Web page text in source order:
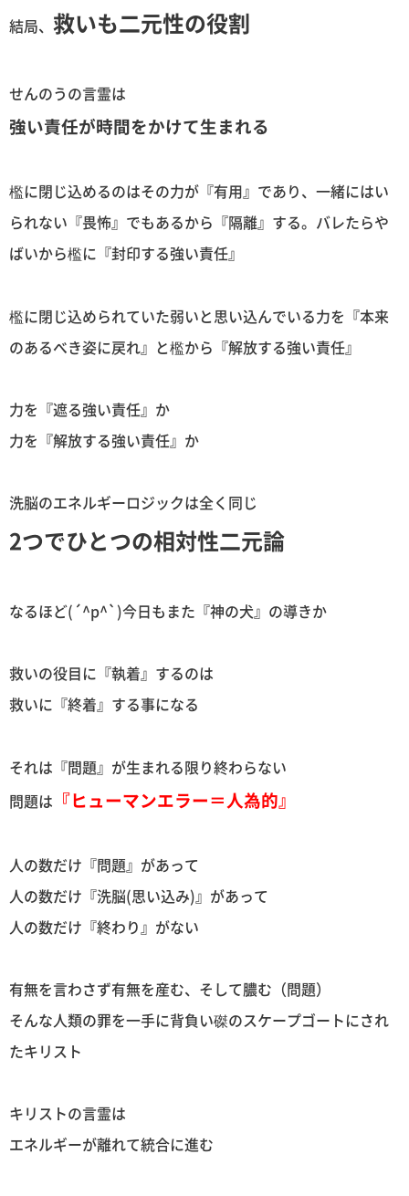
結局、 救いも二元性の役割
せんのうの言霊は
強い責任が時間をかけて生まれる
檻に閉じ込めるのはその力が『有用』であり、一緒にはい
られない『畏怖』でもあるから『隔離』する。バレたらや
ばいから檻に『封印する強い責任』
檻に閉じ込められていた弱いと思い込んでいる力を『本来
のあるべき姿に戻れ』と檻から『解放する強い責任』
力を『遮る強い責任』か
力を『解放する強い責任』か
洗脳のエネルギーロジックは全く同じ
2つでひとつの相対性二元論
なるほど(´^p^`)今日もまた『神の犬』の導きか
救いの役目に『執着』するのは
救いに『終着』する事になる
それは『問題』が生まれる限り終わらない
問題は 『ヒューマンエラー＝人為的』
人の数だけ『問題』があって
人の数だけ『洗脳(思い込み)』があって
人の数だけ『終わり』がない
有無を言わさず有無を産む、そして膿む（問題）
そんな人類の罪を一手に背負い磔のスケープゴートにされ
たキリスト
キリストの言霊は
エネルギーが離れて統合に進む